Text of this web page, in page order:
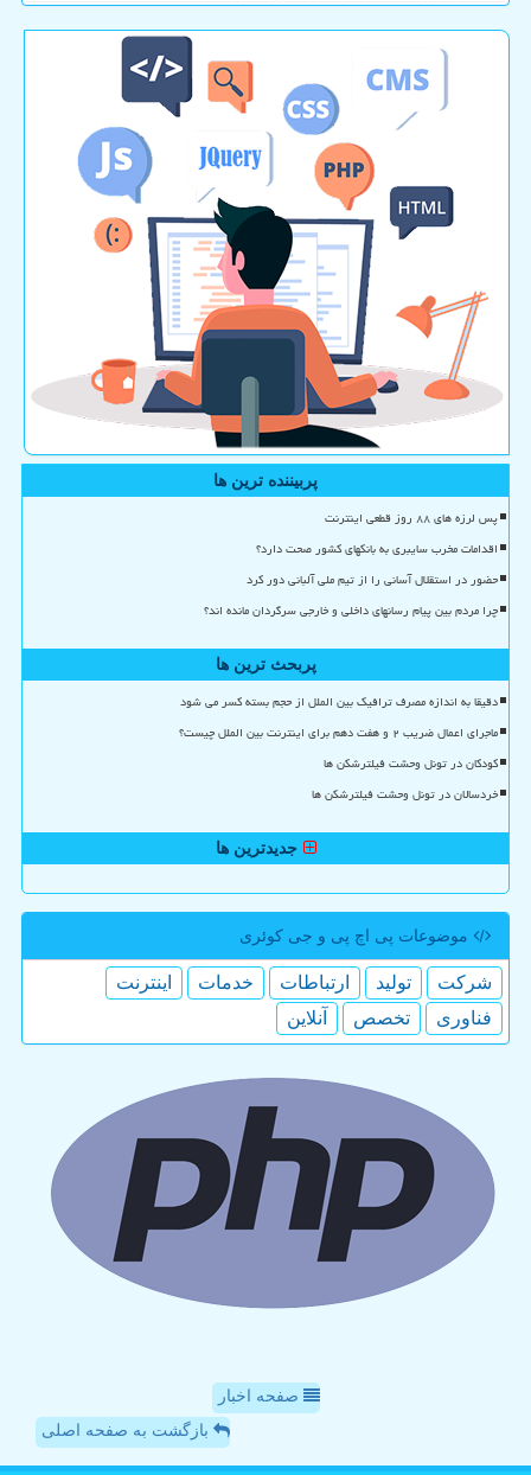
پربیننده ترین ها
پس لرزه های ۸۸ روز قطعی اینترنت
اقدامات مخرب سایبری به بانکهای کشور صحت دارد؟
حضور در استقلال آسانی را از تیم ملی آلبانی دور کرد
چرا مردم بین پیام رسانهای داخلی و خارجی سرگردان مانده اند؟
پربحث ترین ها
دقیقا به اندازه مصرف ترافیک بین الملل از حجم بسته کسر می شود
ماجرای اعمال ضریب ۲ و هفت دهم برای اینترنت بین الملل چیست؟
کودکان در تونل وحشت فیلترشکن ها
خردسالان در تونل وحشت فیلترشکن ها
جدیدترین ها
موضوعات پی اچ پی و جی كوئری
شركت تولید ارتباطات خدمات
اینترنت
فناوری
تخصص آنلاین
صفحه اخبار
بازگشت به صفحه اصلی